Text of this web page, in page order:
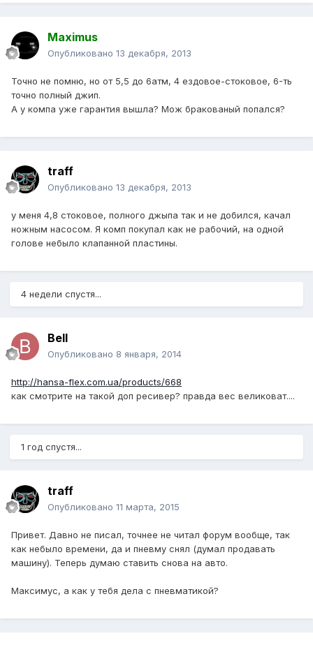
Maximus
Опубликовано 13 декабря, 2013
Точно не помню, но от 5,5 до 6атм, 4 ездовое-стоковое, 6-ть
точно полный джип.
А у компа уже гарантия вышла? Мож бракованый попался?
traff
Опубликовано 13 декабря, 2013
у меня 4,8 стоковое, полного джыпа так и не добился, качал
ножным насосом. Я комп покупал как не рабочий, на одной
голове небыло клапанной пластины.
4 недели спустя...
Bell
Опубликовано 8 января, 2014
http://hansa-flex.com.ua/products/668
как смотрите на такой доп ресивер? правда вес великоват....
1 год спустя...
traff
Опубликовано 11 марта, 2015
Привет. Давно не писал, точнее не читал форум вообще, так
как небыло времени, да и пневму снял (думал продавать
машину). Теперь думаю ставить снова на авто.
Максимус, а как у тебя дела с пневматикой?